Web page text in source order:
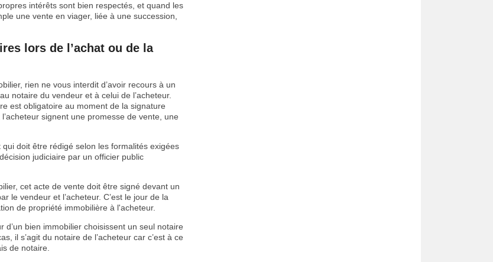
intérêts sont bien respectés, et quand les
une vente en viager, liée à une succession,
lors de l’achat ou de la
rien ne vous interdit d’avoir recours à un
notaire du vendeur et à celui de l’acheteur.
est obligatoire au moment de la signature
signent une promesse de vente, une
doit être rédigé selon les formalités exigées
judiciaire par un officier public
cet acte de vente doit être signé devant un
le vendeur et l’acheteur. C’est le jour de la
de propriété immobilière à l'acheteur.
d’un bien immobilier choisissent un seul notaire
il s’agit du notaire de l’acheteur car c’est à ce
de notaire.